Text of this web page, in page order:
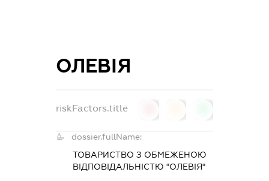
ОЛЕВІЯ
riskFactors.title
dossier.fullName:
ТОВАРИСТВО З ОБМЕЖЕНОЮ
ВІДПОВІДАЛЬНІСТЮ "ОЛЕВІЯ"